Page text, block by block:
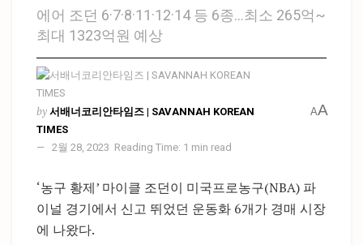
에어 조던 6·7·8·11·12·14 등 6종…최소 265억~
최대 1323억원 예상
by 서배너코리안타임즈 | SAVANNAH KOREAN
TIMES
2월 28, 2023 Reading Time: 1 min read
AA
‘농구 황제’ 마이클 조던이 미국프로농구(NBA) 파
이널 경기에서 신고 뛰었던 운동화 6개가 경매 시장
에 나왔다.